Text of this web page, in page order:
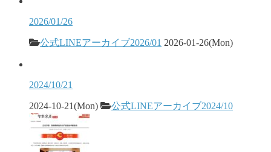
2026/01/26
公式LINEアーカイブ2026/01 2026-01-26(Mon)
2024/10/21
2024-10-21(Mon) 公式LINEアーカイブ2024/10